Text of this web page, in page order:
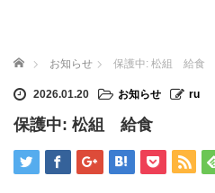
ホーム お知らせ 保護中: 松組 給食
2026.01.20 お知らせ ru
保護中: 松組 給食